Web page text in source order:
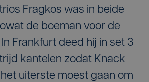
Fragkos was in beide
de boeman voor de
Frankfurt deed hij in set 3
kantelen zodat Knack
uiterste moest gaan om